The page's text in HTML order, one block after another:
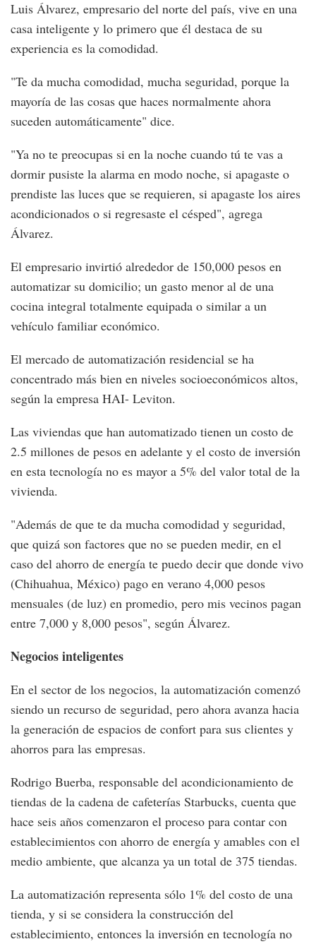
Luis Álvarez, empresario del norte del país, vive en una
casa inteligente y lo primero que él destaca de su
experiencia es la comodidad.
"Te da mucha comodidad, mucha seguridad, porque la
mayoría de las cosas que haces normalmente ahora
suceden automáticamente" dice.
"Ya no te preocupas si en la noche cuando tú te vas a
dormir pusiste la alarma en modo noche, si apagaste o
prendiste las luces que se requieren, si apagaste los aires
acondicionados o si regresaste el césped", agrega
Álvarez.
El empresario invirtió alrededor de 150,000 pesos en
automatizar su domicilio; un gasto menor al de una
cocina integral totalmente equipada o similar a un
vehículo familiar económico.
El mercado de automatización residencial se ha
concentrado más bien en niveles socioeconómicos altos,
según la empresa HAI- Leviton.
Las viviendas que han automatizado tienen un costo de
2.5 millones de pesos en adelante y el costo de inversión
en esta tecnología no es mayor a 5% del valor total de la
vivienda.
"Además de que te da mucha comodidad y seguridad,
que quizá son factores que no se pueden medir, en el
caso del ahorro de energía te puedo decir que donde vivo
(Chihuahua, México) pago en verano 4,000 pesos
mensuales (de luz) en promedio, pero mis vecinos pagan
entre 7,000 y 8,000 pesos", según Álvarez.
Negocios inteligentes
En el sector de los negocios, la automatización comenzó
siendo un recurso de seguridad, pero ahora avanza hacia
la generación de espacios de confort para sus clientes y
ahorros para las empresas.
Rodrigo Buerba, responsable del acondicionamiento de
tiendas de la cadena de cafeterías Starbucks, cuenta que
hace seis años comenzaron el proceso para contar con
establecimientos con ahorro de energía y amables con el
medio ambiente, que alcanza ya un total de 375 tiendas.
La automatización representa sólo 1% del costo de una
tienda, y si se considera la construcción del
establecimiento, entonces la inversión en tecnología no